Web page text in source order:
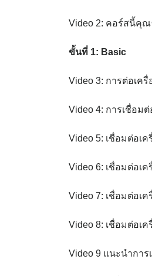
Video 2: คอร์สนี้คุณ
ขั้นที่ 1: Basic
Video 3: การต่อเค
Video 4: การเชื่อม
Video 5: เชื่อมต่อเ
Video 6: เชื่อมต่อเ
Video 7: เชื่อมต่อเ
Video 8: เชื่อมต่อเ
Video 9 แนะนำการ